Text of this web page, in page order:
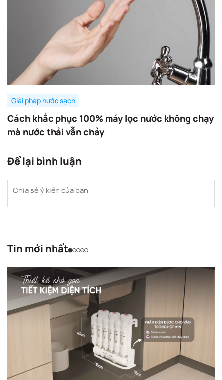
Giải pháp nước sạch
Cách khắc phục 100% máy lọc nước không chạy
mà nước thải vẫn chảy
Để lại bình luận
Tin mới nhất